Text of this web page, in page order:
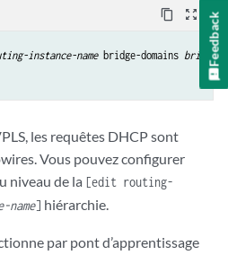
content_copy zoom_out_map
instance-name bridge-domains bridge-
les requêtes DHCP sont
Vous pouvez configurer
niveau de la [edit routing-
] hiérarchie.
par pont d’apprentissage
Feedback